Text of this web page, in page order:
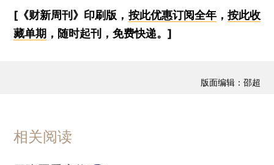
[《财新周刊》印刷版， 按此优惠订阅全年， 按此收
藏单期 ，随时起刊，免费快递。]
版面编辑：邵超
相关阅读